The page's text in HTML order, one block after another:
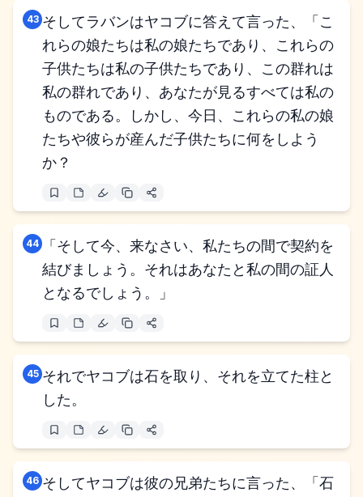
43 そしてラバンはヤコブに答えて言った、「こ
れらの娘たちは私の娘たちであり、これらの
子供たちは私の子供たちであり、この群れは
私の群れであり、あなたが見るすべては私の
ものである。しかし、今日、これらの私の娘
たちや彼らが産んだ子供たちに何をしよう
か？
44
「そして今、来なさい、私たちの間で契約を
結びましょう。それはあなたと私の間の証人
となるでしょう。」
45 それでヤコブは石を取り、それを立てた柱と
した。
46 そしてヤコブは彼の兄弟たちに言った、「石